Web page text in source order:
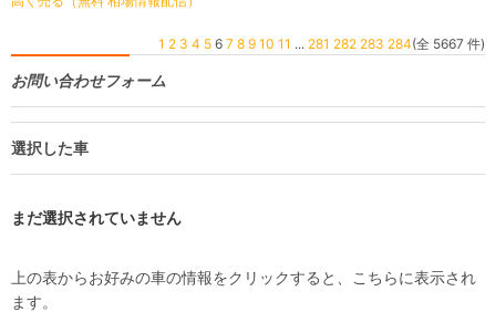
1 2 3 4 5 6 7 8 9 10 11 ... 281 282 283 284(全 5667 件)
お問い合わせフォーム
選択した車
まだ選択されていません
上の表からお好みの車の情報をクリックすると、こちらに表示され
ます。